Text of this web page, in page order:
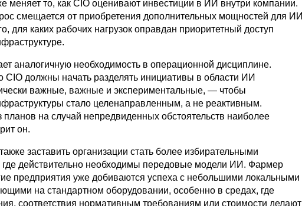
меняет то, как CIO оценивают инвестиции в ИИ внутри компании.
смещается от приобретения дополнительных мощностей для ИИ
для каких рабочих нагрузок оправдан приоритетный доступ
аналогичную необходимость в операционной дисциплине.
CIO должны начать разделять инициативы в области ИИ
важные, важные и экспериментальные, — чтобы
стало целенаправленным, а не реактивным.
на случай непредвиденных обстоятельств наиболее
он.
заставить организации стать более избирательными
где действительно необходимы передовые модели ИИ. Фармер
предприятия уже добиваются успеха с небольшими локальными
на стандартном оборудовании, особенно в средах, где
соответствия нормативным требованиям или стоимости делают